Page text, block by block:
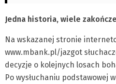
Jedna historia, wiele
Na wskazanej stronie
www.mbank.pl/jazgot
decyzje o kolejnych losach
Po wysłuchaniu podstawowej